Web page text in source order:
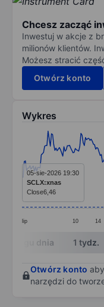
Chcesz zacząć
Inwestuj w akcje z
milionów klientów.
Możesz stracić
Otwórz konto
Wykres
Line chart with
The chart has 1 X
The chart has 1
lip 10 14
05-sie-2026 19:30
SCLX:xnas
Close6,46
End of interactive
W ciągu dnia 1 tydz.
Otwórz konto
narzędzi do